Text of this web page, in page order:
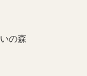
の森